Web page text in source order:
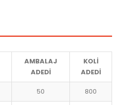
AMBALAJ
ADEDİ
KOLİ
ADEDİ
50 800